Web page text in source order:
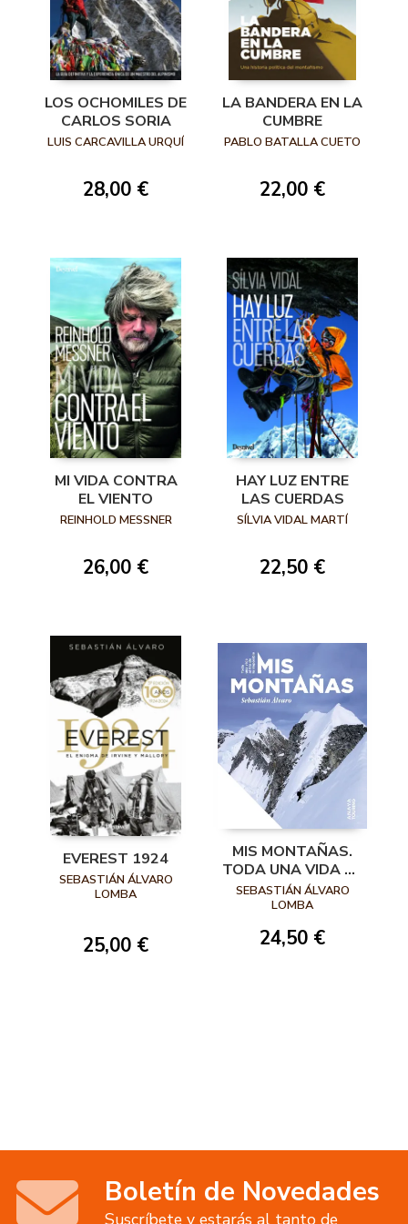
LOS OCHOMILES DE
CARLOS SORIA
LUIS CARCAVILLA URQUÍ
28,00 €
LA BANDERA EN LA
CUMBRE
PABLO BATALLA CUETO
22,00 €
MI VIDA CONTRA
EL VIENTO
REINHOLD MESSNER
26,00 €
HAY LUZ ENTRE
LAS CUERDAS
SÍLVIA VIDAL MARTÍ
22,50 €
EVEREST 1924
SEBASTIÁN ÁLVARO
LOMBA
25,00 €
MIS MONTAÑAS.
TODA UNA VIDA AL
FILO DE LO
IMPOSIBLE
SEBASTIÁN ÁLVARO
LOMBA
24,50 €
Boletín de Novedades
Suscríbete y estarás al tanto de